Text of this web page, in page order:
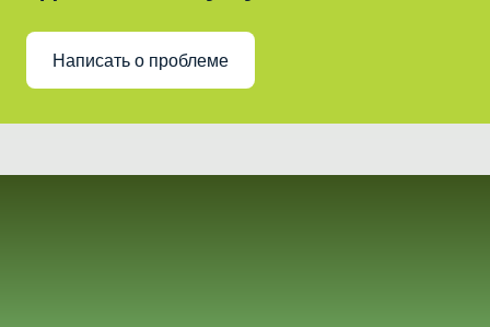
Написать о проблеме